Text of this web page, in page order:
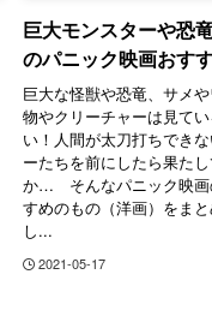
巨大モンスターや恐
のパニック映画おす
巨大な怪獣や恐竜、サメ
物やクリーチャーは見て
い！人間が太刀打ちでき
ーたちを前にしたら果た
か… そんなパニック映画
すめのもの（洋画）をま
し...
2021-05-17